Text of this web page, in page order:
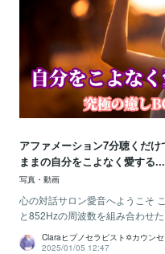
アファメーション7分聴くだ
ままの自分をこよなく愛する...
写真・動画
心の対話サロン愛音へようこそ
と852Hzの周波数を組み合わせ
Claraヒプノセラピスト✡カウン
2025/01/05 12:47